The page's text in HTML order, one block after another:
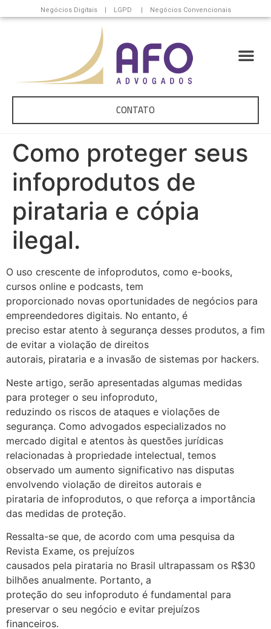
Negócios Digitais | LGPD | Negócios Convencionais
CONTATO
Como proteger seus
infoprodutos de
pirataria e cópia
ilegal.
O uso crescente de infoprodutos, como e-books,
cursos online e podcasts, tem
proporcionado novas oportunidades de negócios para
empreendedores digitais. No entanto, é
preciso estar atento à segurança desses produtos, a fim
de evitar a violação de direitos
autorais, pirataria e a invasão de sistemas por hackers.
Neste artigo, serão apresentadas algumas medidas
para proteger o seu infoproduto,
reduzindo os riscos de ataques e violações de
segurança. Como advogados especializados no
mercado digital e atentos às questões jurídicas
relacionadas à propriedade intelectual, temos
observado um aumento significativo nas disputas
envolvendo violação de direitos autorais e
pirataria de infoprodutos, o que reforça a importância
das medidas de proteção.
Ressalta-se que, de acordo com uma pesquisa da
Revista Exame, os prejuízos
causados pela pirataria no Brasil ultrapassam os R$30
bilhões anualmente. Portanto, a
proteção do seu infoproduto é fundamental para
preservar o seu negócio e evitar prejuízos
financeiros.